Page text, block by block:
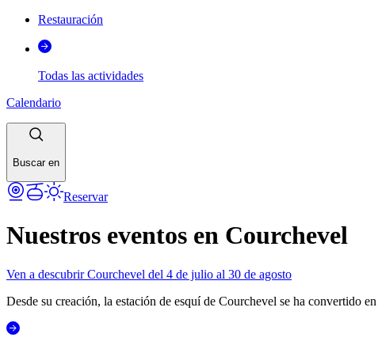
Restauración
Todas las actividades
Calendario
Buscar en
Reservar
Nuestros eventos en Courchevel
Ven a descubrir Courchevel del 4 de julio al 30 de agosto
Desde su creación, la estación de esquí de Courchevel se ha convertido